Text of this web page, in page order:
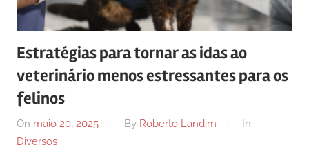
Estratégias para tornar as idas ao
veterinário menos estressantes para os
felinos
On maio 20, 2025 By Roberto Landim
In
Diversos